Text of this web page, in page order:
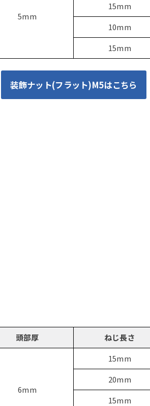
5mm
15mm
10mm
15mm
装飾ナット(フラット)M5はこちら
頭部厚 ねじ長さ
6mm
15mm
20mm
15mm